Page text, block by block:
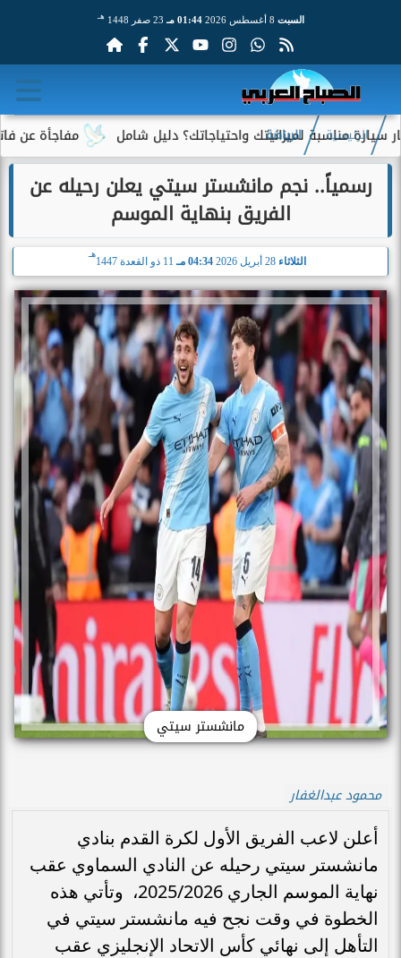
السبت 01:44 مـ 23 صفر 1448 هـ
مفاجأة عن فاتورة لميزانيتك واحتياجاتك؟ دليل شامل
الرئيسية الرياضة
رسمياً.. نجم مانشستر سيتي يعلن رحيله عن
الفريق بنهاية الموسم
الثلاثاء 28 أبريل 2026 04:34 مـ 11 ذو القعدة 1447
هـ
مانشستر سيتي
محمود عبدالغفار
أعلن لاعب الفريق الأول لكرة القدم بنادي
مانشستر سيتي رحيله عن النادي السماوي عقب
نهاية الموسم الجاري 2025/2026، وتأتي هذه
الخطوة في وقت نجح فيه مانشستر سيتي في
التأهل إلى نهائي كأس الاتحاد الإنجليزي عقب